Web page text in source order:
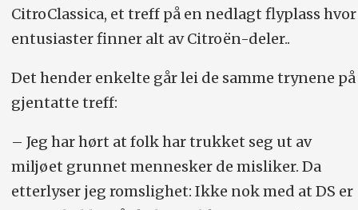
CitroClassica, et treff på en nedlagt flyplass hvor
entusiaster finner alt av Citroën-deler..
Det hender enkelte går lei de samme trynene på
gjentatte treff:
– Jeg har hørt at folk har trukket seg ut av
miljøet grunnet mennesker de misliker. Da
etterlyser jeg romslighet: Ikke nok med at DS er